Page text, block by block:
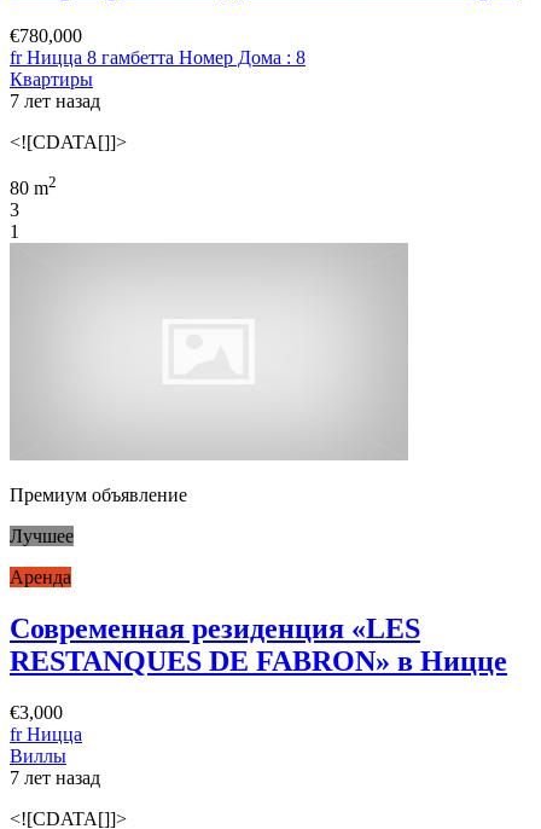
€780,000
fr Ницца 8 гамбетта Номер Дома : 8
Квартиры
7 лет назад
<![CDATA[]]>
80 m2
3
1
Премиум объявление
Лучшее
Аренда
Современная резиденция «LES
RESTANQUES DE FABRON» в Ницце
€3,000
fr Ницца
Виллы
7 лет назад
<![CDATA[]]>